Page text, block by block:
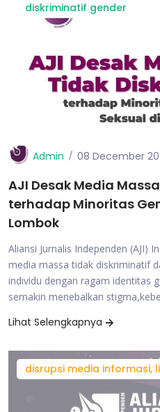
diskriminatif gender
Admin 08 December
AJI Desak Media
terhadap Minoritas
Lombok
Aliansi Jurnalis Independen (AJI)
media massa tidak diskriminatif
individu dengan ragam identitas
semakin menebalkan
Lihat Selengkapnya
disrupsi media informasi,